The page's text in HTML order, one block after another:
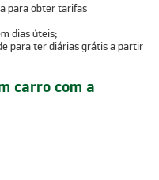
para obter tarifas
dias úteis;
para terdiárias grátis a partir
carro com a